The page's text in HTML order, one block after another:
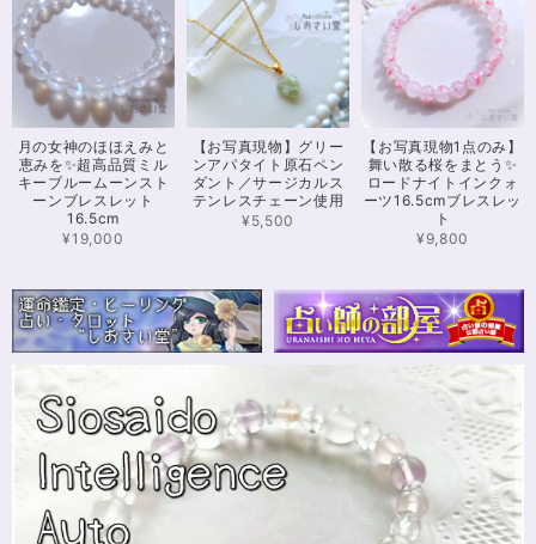
※16.5cmオーダー 努力を成功に導く✨ガーネット入りブレスレット15cm
2024/12/18
可愛いお品をありがとうございます。陽に当たるとキラキラして、とても可
愛いです！とくにシトリンの色味がとても気に入りました。まだ、気になる
ブレスレットがたくさんあったので、また購入させていただきたいと思いま
す。また親切で迅速、丁寧な対応をしてくださりありがとうございました。
2024/11/25
ありました きれいな石をありがとうございます⭐︎
シンデレラのパワーストーンブレスレット「夢は希むもの」✨ブルーカルセドニー16cm
ステンレス→水晶変更
2024/10/24
月の女神のほほえみと
恵みを✨超高品質ミル
キーブルームーンスト
ーンブレスレット
16.5cm
¥19,000
【お写真現物】グリー
ンアパタイト原石ペン
ダント／サージカルス
テンレスチェーン使用
¥5,500
【お写真現物1点のみ】
舞い散る桜をまとう✨
ロードナイトインクォ
ーツ16.5cmブレスレッ
ト
¥9,800